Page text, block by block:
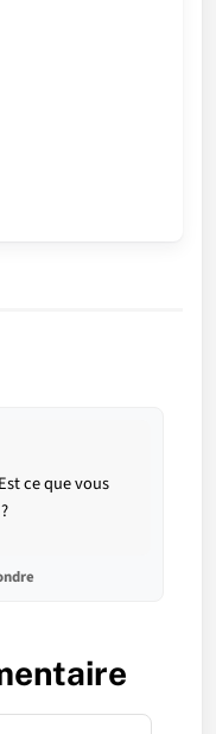
ce que vous